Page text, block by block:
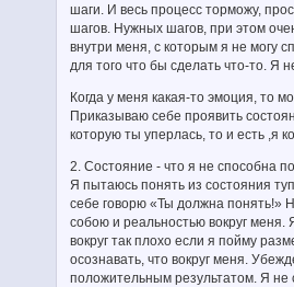
шаги. И весь процесс торможу,
шагов. Нужных шагов, при этом
внутри меня, с которым я не могу
для того что бы сделать что-то. Я
Когда у меня какая-то эмоция, то
Приказываю себе проявить
которую ты уперлась, то и есть ,я
2. Состояние - что я не способна
Я пытаюсь понять из состояния
себе говорю «Ты должна понять!»
собою и реальностью вокруг меня.
вокруг так плохо если я пойму
осознавать, что вокруг меня.
положительным результатом. Я не